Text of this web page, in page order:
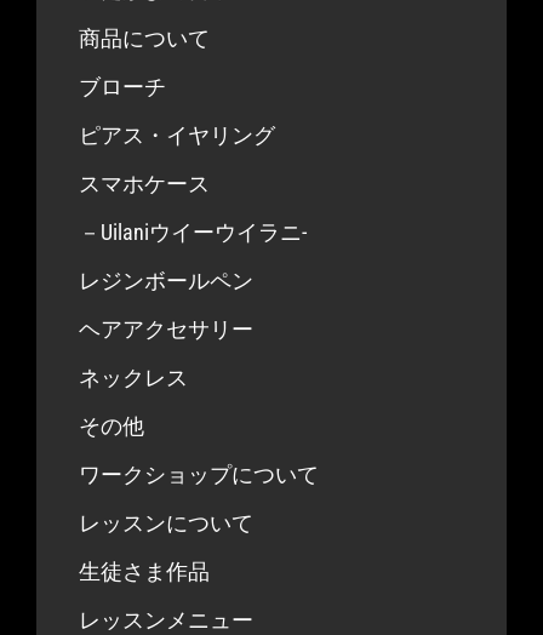
商品について
ブローチ
ピアス・イヤリング
スマホケース
－Uilaniウイーウイラニ-
レジンボールペン
ヘアアクセサリー
ネックレス
その他
ワークショップについて
レッスンについて
生徒さま作品
レッスンメニュー